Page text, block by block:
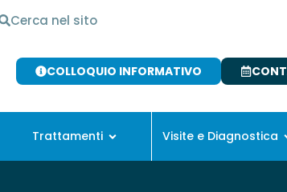
COLLOQUIO INFORMATIVO
Trattamenti Visite e Diagnostica